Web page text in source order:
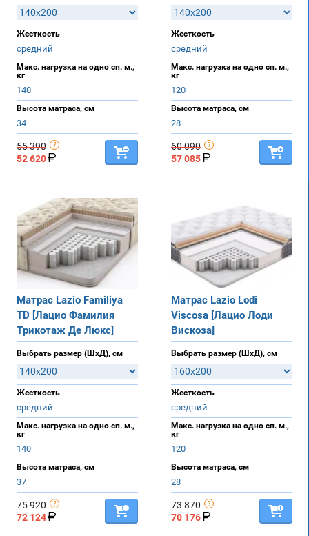
Жесткость
средний
Макс. нагрузка на одно сп. м.,
кг
140
Высота матраса, см
34
55 390
52 620
Жесткость
средний
Макс. нагрузка на одно сп. м.,
кг
120
Высота матраса, см
28
60 090
57 085
Матрас Lazio Familiya
TD [Лацио Фамилия
Трикотаж Де Люкс]
Выбрать размер (ШхД), см
Жесткость
средний
Макс. нагрузка на одно сп. м.,
кг
140
Высота матраса, см
37
75 920
72 124
Матрас Lazio Lodi
Viscosa [Лацио Лоди
Вискоза]
Выбрать размер (ШхД), см
Жесткость
средний
Макс. нагрузка на одно сп. м.,
кг
120
Высота матраса, см
28
73 870
70 176